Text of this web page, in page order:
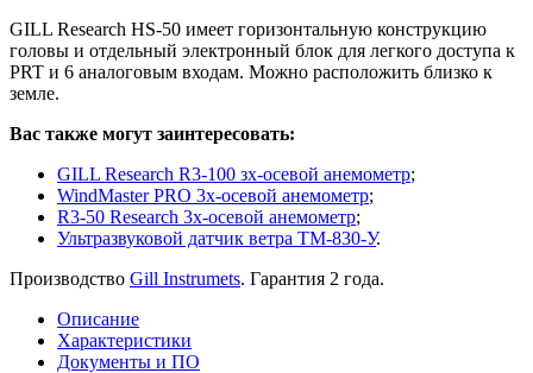
GILL Research HS-50 имеет горизонтальную конструкцию
головы и отдельный электронный блок для легкого доступа к
PRT и 6 аналоговым входам. Можно расположить близко к
земле.
Вас также могут заинтересовать:
GILL Research R3-100 зх-осевой анемометр;
WindMaster PRO 3х-осевой анемометр;
R3-50 Research 3х-осевой анемометр;
Ультразвуковой датчик ветра ТМ-830-У.
Производство Gill Instrumets. Гарантия 2 года.
Описание
Характеристики
Документы и ПО